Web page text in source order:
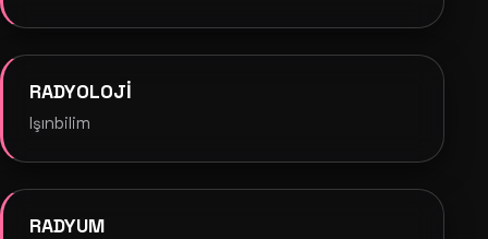
RADYOLOJİ
Işınbilim
RADYUM